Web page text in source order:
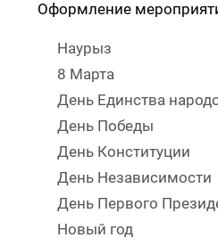
Оформление
Наурыз
8 Марта
День Единства
День Победы
День Конституции
День Независимости
День Первого
Новый год